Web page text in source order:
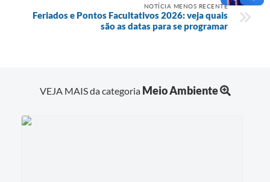
NOTÍCIA MENOS RECENTE
Feriados e Pontos Facultativos 2026: veja quais
são as datas para se programar
VEJA MAIS da categoria Meio Ambiente